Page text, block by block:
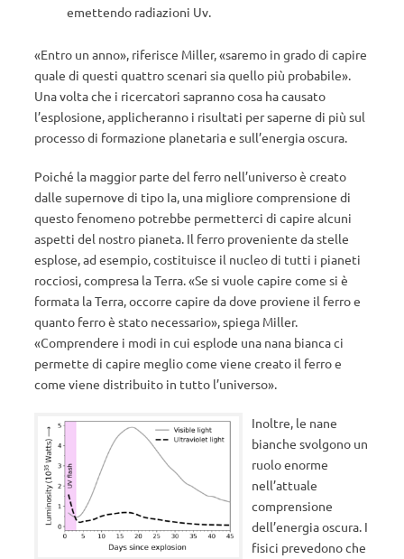
emettendo radiazioni Uv.
«Entro un anno», riferisce Miller, «saremo in grado di capire
quale di questi quattro scenari sia quello più probabile».
Una volta che i ricercatori sapranno cosa ha causato
l’esplosione, applicheranno i risultati per saperne di più sul
processo di formazione planetaria e sull’energia oscura.
Poiché la maggior parte del ferro nell’universo è creato
dalle supernove di tipo Ia, una migliore comprensione di
questo fenomeno potrebbe permetterci di capire alcuni
aspetti del nostro pianeta. Il ferro proveniente da stelle
esplose, ad esempio, costituisce il nucleo di tutti i pianeti
rocciosi, compresa la Terra. «Se si vuole capire come si è
formata la Terra, occorre capire da dove proviene il ferro e
quanto ferro è stato necessario», spiega Miller.
«Comprendere i modi in cui esplode una nana bianca ci
permette di capire meglio come viene creato il ferro e
come viene distribuito in tutto l’universo».
Inoltre, le nane
bianche svolgono un
ruolo enorme
nell’attuale
comprensione
dell’energia oscura. I
fisici prevedono che